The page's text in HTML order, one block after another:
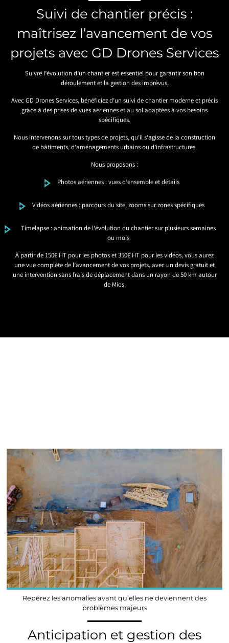
Suivi de chantier précis :
maîtrisez l’avancement de vos
projets avec GD Drones Services
Suivre l’évolution d’un chantier est essentiel pour garantir son bon
déroulement et la gestion des imprévus.
Avec GD Drones Services, bénéficiez d’un suivi de chantier moderne et précis
grâce à des prises de vues aériennes et au sol adaptées à vos besoins
spécifiques.
Nous intervenons sur tous types de projets, qu’il s’agisse de la construction
de bâtiments, d’aménagements urbains ou d’infrastructures.
Nous proposons :
Photos aériennes : vues d’ensemble et détails
Vidéos aériennes : parcours du site, zooms sur zones spécifiques
Timelapse : animation de l’évolution du chantier sur plusieurs semaines
ou mois
À partir de 150€ HT pour les photos et 350€ HT pour les vidéos, vous aurez
une vue complète de l’avancement de vos projets, avec un devis gratuit et
une intervention sans frais de déplacement dans un rayon de 50 km autour
de Mios.
Repérez les anomalies avant qu’elles ne deviennent des
problèmes majeurs
Anticipation et gestion des